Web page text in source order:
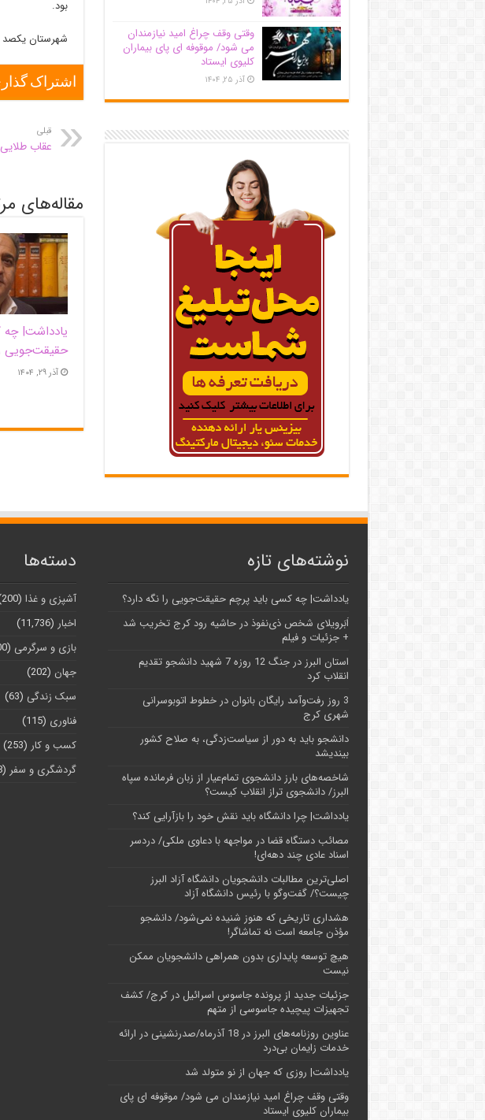
بود.
شهرستان یکصد
اشتراک
قبلی
عقاب
مقاله‌های
یادداشت| ‌چه
حقیقت‌جویی
آذر ۲۹, ۱۴۰۴
وقتی وقف چراغ امید نیازمندان
می شود/ موقوفه ای پای بیماران
کلیوی ایستاد
آذر ۲۵, ۱۴۰۴
نوشته‌های تازه
یادداشت| ‌چه کسی باید پرچم حقیقت‌جویی را نگه دارد؟
اَبَر‌ویلای شخص ذی‌نفوذ در حاشیه‌ رود کرج تخریب شد
+ جزئیات و فیلم
استان البرز در جنگ 12 روزه 7 شهید دانشجو تقدیم
انقلاب کرد
3 روز رفت‌وآمد رایگان بانوان در خطوط اتوبوسرانی
شهری کرج
دانشجو باید به دور از سیاست‌زدگی، به صلاح کشور
بیندیشد
شاخصه‌های بارز دانشجوی تمام‌عیار از زبان فرمانده سپاه
البرز/ دانشجوی تراز انقلاب کیست؟
یادداشت| چرا دانشگاه باید نقش خود را بازآرایی کند؟
مصائب دستگاه قضا در مواجهه با دعاوی ملکی/ دردسر
اسناد عادی چند‌ دهه‌ای!
اصلی‌ترین مطالبات دانشجویان دانشگاه آزاد البرز
چیست؟/ گفت‌وگو با رئیس دانشگاه آز‌اد
هشداری تاریخی که هنوز شنیده نمی‌شود/ دانشجو
مؤذن جامعه است نه تماشاگر!
هیچ توسعه پایداری بدون همراهی دانشجویان ممکن
نیست
جزئیات جدید از پرونده جاسوس اسرائیل در کرج/‌ کشف
تجهیزات پیچیده جاسوسی از متهم
عناوین روزنامه‌های البرز در ‌18 آذرماه/صدرنشینی در ارائه
خدمات زایمان بی‌درد
یادداشت| روزی که جهان از نو متولد شد
وقتی وقف چراغ امید نیازمندان می شود/ موقوفه ای پای
بیماران کلیوی ایستاد
دسته‌ها
آشپزی و غذا (200)
اخبار (11,736)
بازی و سرگرمی (200)
جهان (202)
سبک زندگی (63)
فناوری (115)
کسب و کار (253)
گردشگری و سفر (228)